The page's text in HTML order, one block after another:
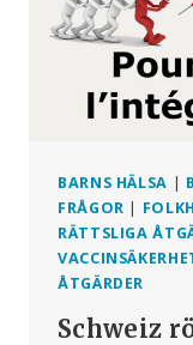
BARNS HÄLSA |
FRÅGOR |
RÄTTSLIGA
ÅTGÄRDER
Schweiz